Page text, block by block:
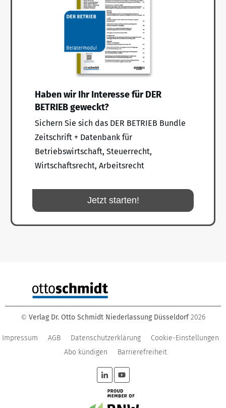
Haben wir Ihr Interesse für DER
BETRIEB geweckt?
Sichern Sie sich das DER BETRIEB Bundle
Zeitschrift + Datenbank für
Betriebswirtschaft, Steuerrecht,
Wirtschaftsrecht, Arbeitsrecht
Jetzt starten!
© Verlag Dr. Otto Schmidt Niederlassung Düsseldorf 2026
Impressum AGB Datenschutzerklärung
Cookie-Einstellungen
Abo kündigen
Barrierefreiheit